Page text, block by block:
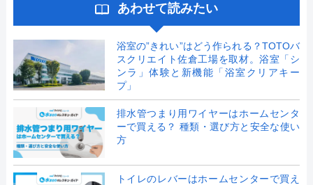
あわせて読みたい
浴室の”きれい”はどう作られる？TOTOバ
スクリエイト佐倉工場を取材。浴室「シ
ンラ」体験と新機能「浴室クリアキー
プ」
排水管つまり用ワイヤーはホームセンタ
ーで買える？ 種類・選び方と安全な使い
方
トイレのレバーはホームセンターで買え